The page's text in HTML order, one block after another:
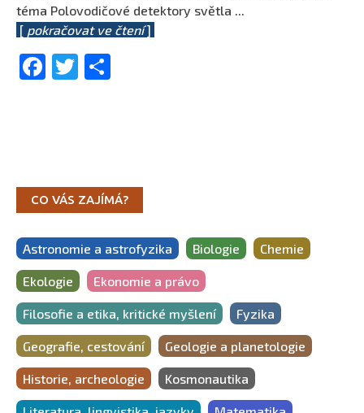
téma Polovodičové detektory světla ...
[ pokračovat ve čtení]
Facebook
Twitter
CO VÁS ZAJÍMÁ?
Astronomie a astrofyzika Biologie Chemie
Ekologie Ekonomie a právo
Filosofie a etika, kritické myšlení Fyzika
Geografie, cestování Geologie a planetologie
Historie, archeologie Kosmonautika